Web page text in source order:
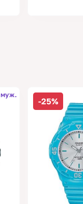
муж.
-25%